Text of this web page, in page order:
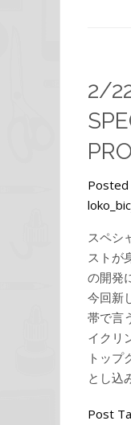
2/
スペシ
ストが
の開発
今回新
帯で言
イクリ
トップ
とし込
Post